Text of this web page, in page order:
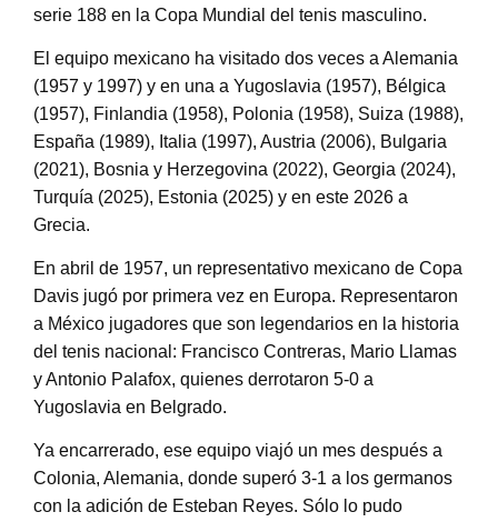
serie 188 en la Copa Mundial del tenis masculino.
El equipo mexicano ha visitado dos veces a Alemania
(1957 y 1997) y en una a Yugoslavia (1957), Bélgica
(1957), Finlandia (1958), Polonia (1958), Suiza (1988),
España (1989), Italia (1997), Austria (2006), Bulgaria
(2021), Bosnia y Herzegovina (2022), Georgia (2024),
Turquía (2025), Estonia (2025) y en este 2026 a
Grecia.
En abril de 1957, un representativo mexicano de Copa
Davis jugó por primera vez en Europa. Representaron
a México jugadores que son legendarios en la historia
del tenis nacional: Francisco Contreras, Mario Llamas
y Antonio Palafox, quienes derrotaron 5-0 a
Yugoslavia en Belgrado.
Ya encarrerado, ese equipo viajó un mes después a
Colonia, Alemania, donde superó 3-1 a los germanos
con la adición de Esteban Reyes. Sólo lo pudo